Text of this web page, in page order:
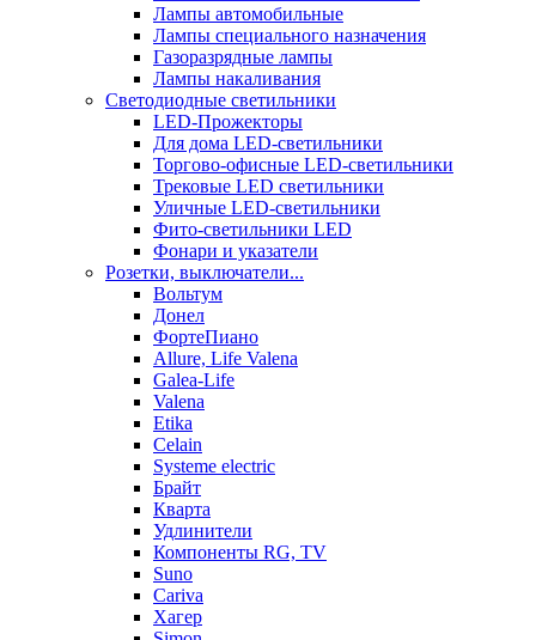
Лампы автомобильные
Лампы специального назначения
Газоразрядные лампы
Лампы накаливания
Светодиодные светильники
LED-Прожекторы
Для дома LED-светильники
Торгово-офисные LED-светильники
Трековые LED светильники
Уличные LED-светильники
Фито-светильники LED
Фонари и указатели
Розетки, выключатели...
Вольтум
Донел
ФортеПиано
Allure, Life Valena
Galea-Life
Valena
Etika
Celain
Systeme electric
Брайт
Кварта
Удлинители
Компоненты RG, TV
Suno
Cariva
Хагер